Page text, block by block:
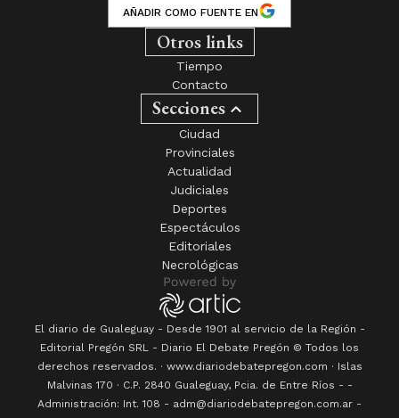
AÑADIR COMO FUENTE EN
Otros links
Tiempo
Contacto
Secciones
Ciudad
Provinciales
Actualidad
Judiciales
Deportes
Espectáculos
Editoriales
Necrológicas
El diario de Gualeguay - Desde 1901 al servicio de la Región -
Editorial Pregón SRL - Diario El Debate Pregón © Todos los
derechos reservados. · www.diariodebatepregon.com · Islas
Malvinas 170 · C.P. 2840 Gualeguay, Pcia. de Entre Ríos - -
Administración: Int. 108 - adm@diariodebatepregon.com.ar -